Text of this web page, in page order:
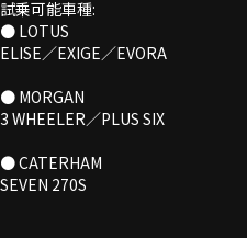
試乗可能車種:
● LOTUS
ELISE／EXIGE／EVORA
● MORGAN
3 WHEELER／PLUS SIX
● CATERHAM
SEVEN 270S